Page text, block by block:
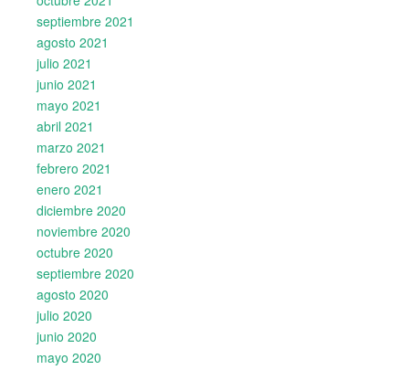
septiembre 2021
agosto 2021
julio 2021
junio 2021
mayo 2021
abril 2021
marzo 2021
febrero 2021
enero 2021
diciembre 2020
noviembre 2020
octubre 2020
septiembre 2020
agosto 2020
julio 2020
junio 2020
mayo 2020